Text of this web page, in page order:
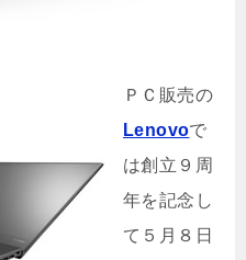
ＰＣ販売の
Lenovoで
は創立９周
年を記念し
て５月８日